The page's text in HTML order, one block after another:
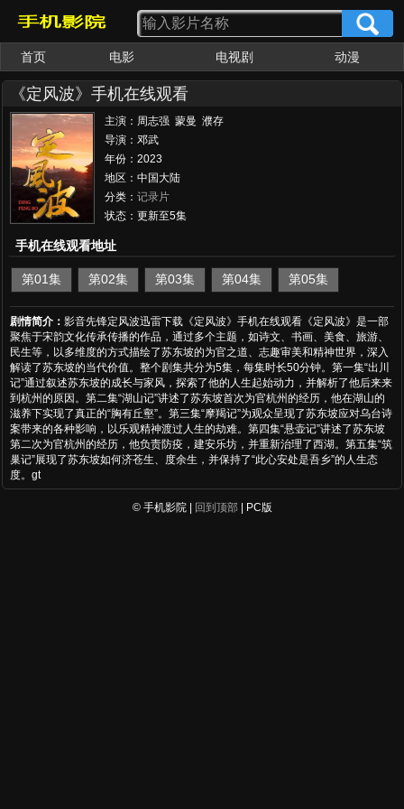
首页 电影 电视剧
动漫
女优大全
av番号
《定风波》手机在线观看
主演：周志强 蒙曼 濮存
昕 麦家 康辉 聂远 张天
阳 廖慧佳 杨祺如 李佳乐
导演：邓武
年份：2023
地区：中国大陆
分类： 记录片
状态：更新至5集
手机在线观看地址
第01集 第02集 第03集 第04集 第05集
剧情简介： 影音先锋定风波迅雷下载《定风波》手机在线观看《定风波》是一部
聚焦于宋韵文化传承传播的作品，通过多个主题，如诗文、书画、美食、旅游、
民生等，以多维度的方式描绘了苏东坡的为官之道、志趣审美和精神世界，深入
解读了苏东坡的当代价值。整个剧集共分为5集，每集时长50分钟。第一集“出川
记”通过叙述苏东坡的成长与家风，探索了他的人生起始动力，并解析了他后来来
到杭州的原因。第二集“湖山记”讲述了苏东坡首次为官杭州的经历，他在湖山的
滋养下实现了真正的“胸有丘壑”。第三集“摩羯记”为观众呈现了苏东坡应对乌台诗
案带来的各种影响，以乐观精神渡过人生的劫难。第四集“悬壶记”讲述了苏东坡
第二次为官杭州的经历，他负责防疫，建安乐坊，并重新治理了西湖。第五集“筑
巢记”展现了苏东坡如何济苍生、度余生，并保持了“此心安处是吾乡”的人生态
度。gt
© 手机影院 | 回到顶部| PC版